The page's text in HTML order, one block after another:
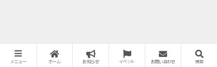
メニュー ホーム お知らせ イベント お問い合わせ 検索